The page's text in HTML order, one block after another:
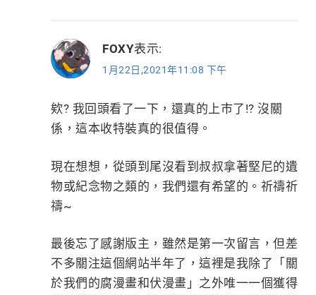
FOXY表示:
1月22日,2021年11:08 下午
欸? 我回頭看了一下，還真的上市了!? 沒關
係，這本收特裝真的很值得。
現在想想，從頭到尾沒看到叔叔拿著堅尼的遺
物或紀念物之類的，我們還有希望的。祈禱祈
禱~
最後忘了感謝版主，雖然是第一次留言，但差
不多關注這個網站半年了，這裡是我除了「關
於我們的腐漫畫和伏漫畫」之外唯一一個獲得